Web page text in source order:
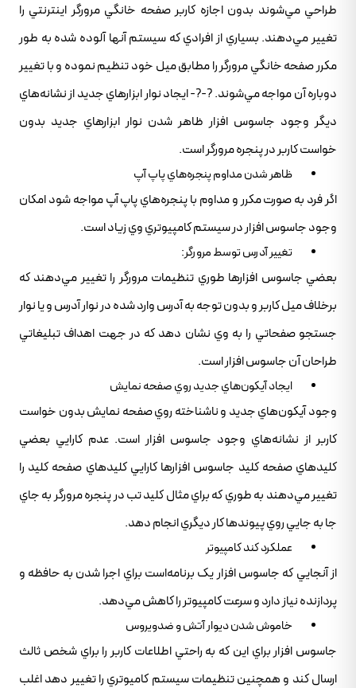
طراحي مي‌شوند بدون اجازه کاربر صفحه خانگي مرورگر اينترنتي را
تغيير مي‌دهند. بسياري از افرادي که سيستم آنها آلوده شده به طور
مکرر صفحه خانگي مرورگر را مطابق ميل خود تنظيم نموده و با تغيير
دوباره آن مواجه مي‌شوند. ?-?- ايجاد نوار ابزارهاي جديد از نشانه‌هاي
ديگر وجود جاسوس افزار ظاهر شدن نوار ابزارهاي جديد بدون
خواست کاربر در پنجره مرورگر است.
ظاهر شدن مداوم پنجره‌هاي پاپ آپ
اگر فرد به صورت مکرر و مداوم با پنجره‌هاي پاپ آپ مواجه شود امکان
وجود جاسوس افزار در سيستم کامپيوتري وي زياد است.
تغيير آدرس توسط مرورگر:
بعضي جاسوس افزارها طوري تنظيمات مرورگر را تغيير مي‌دهند که
برخلاف ميل کاربر و بدون توجه به آدرس وارد شده در نوار آدرس و يا نوار
جستجو صفحاتي را به وي نشان دهد که در جهت اهداف تبليغاتي
طراحان آن جاسوس افزار است.
ايجاد آيکون‌هاي جديد روي صفحه نمايش
وجود آيکون‌هاي جديد و ناشناخته روي صفحه نمايش بدون خواست
کاربر از نشانه‌هاي وجود جاسوس افزار است. عدم کارايي بعضي
کليدهاي صفحه کليد جاسوس افزارها کارايي کليدهاي صفحه کليد را
تغيير مي‌دهند به طوري که براي مثال کليد تب در پنجره مرورگر به جاي
جا به جايي روي پيوندها کار ديگري انجام دهد.
عملکرد کند کامپيوتر
از آنجايي که جاسوس افزار يک برنامه‌است براي اجرا شدن به حافظه و
پردازنده نياز دارد و سرعت کامپيوتر را کاهش مي‌دهد.
خاموش شدن ديوار آتش و ضدويروس
جاسوس افزار براي اين که به راحتي اطلاعات کاربر را براي شخص ثالث
ارسال کند و همچنين تنظيمات سيستم کاميوتري را تغيير دهد اغلب